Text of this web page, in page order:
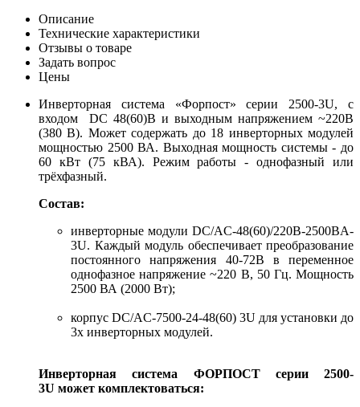
Описание
Технические характеристики
Отзывы о товаре
Задать вопрос
Цены
Инверторная система «Форпост» серии 2500-3U, с
входом DC 48(60)В и выходным напряжением ~220В
(380 В). Может содержать до 18 инверторных модулей
мощностью 2500 ВА. Выходная мощность системы - до
60 кВт (75 кВА). Режим работы - однофазный или
трёхфазный.
Состав:
инверторные модули DC/AC-48(60)/220B-2500BA-
3U. Каждый модуль обеспечивает преобразование
постоянного напряжения 40-72В в переменное
однофазное напряжение ~220 В, 50 Гц. Мощность
2500 ВА (2000 Вт);
корпус DC/AC-7500-24-48(60) 3U для установки до
3х инверторных модулей.
Инверторная система ФОРПОСТ серии 2500-
3U может комплектоваться: